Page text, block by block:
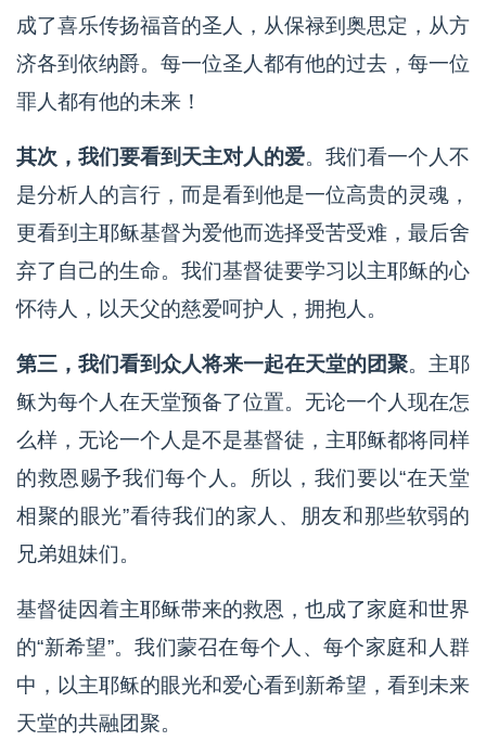
成了喜乐传扬福音的圣人，从保禄到奥思定，从方
济各到依纳爵。每一位圣人都有他的过去，每一位
罪人都有他的未来！
其次，我们要看到天主对人的爱。我们看一个人不
是分析人的言行，而是看到他是一位高贵的灵魂，
更看到主耶稣基督为爱他而选择受苦受难，最后舍
弃了自己的生命。我们基督徒要学习以主耶稣的心
怀待人，以天父的慈爱呵护人，拥抱人。
第三，我们看到众人将来一起在天堂的团聚。主耶
稣为每个人在天堂预备了位置。无论一个人现在怎
么样，无论一个人是不是基督徒，主耶稣都将同样
的救恩赐予我们每个人。所以，我们要以“在天堂
相聚的眼光”看待我们的家人、朋友和那些软弱的
兄弟姐妹们。
基督徒因着主耶稣带来的救恩，也成了家庭和世界
的“新希望”。我们蒙召在每个人、每个家庭和人群
中，以主耶稣的眼光和爱心看到新希望，看到未来
天堂的共融团聚。